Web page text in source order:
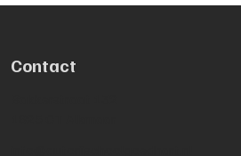
om te beginnen
Contact